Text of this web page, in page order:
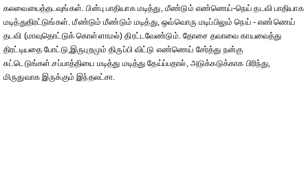
கலவையைத்தடவுங்கள். பின்பு பாதியாக மடித்து, மீண்டும் எண்ணெய்-நெய் தடவி பாதியாக
மடித்துதிரட்டுங்கள். மீண்டும் மீண்டும் மடித்து, ஒவ்வொரு மடிப்பிலும் நெய் - எண்ணெய்
தடவி (மாவுதொட்டுக் கொள்ளாமல்) திரட்டவேண்டும். தோசை தவாவை காயவைத்து
திரட்டியதை போட்டு,இருபுறமும் திருப்பி விட்டு எண்ணெய் சேர்த்து நன்கு
சுட்டெடுங்கள்.சப்பாத்தியை மடித்து மடித்து தேய்ப்பதால், அடுக்கடுக்காக பிரிந்து,
மிருதுவாக இருக்கும் இந்தலட்சா.